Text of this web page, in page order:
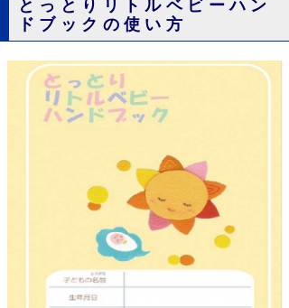
とっとりリトルベビーハン
ドブックの使い方